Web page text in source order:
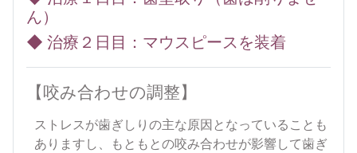
ん）
◆ 治療２日目：マウスピースを装着
【咬み合わせの調整】
ストレスが歯ぎしりの主な原因となっていることも
ありますし、もともとの咬み合わせが影響して歯ぎ